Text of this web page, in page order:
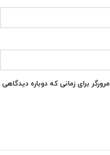
برای زمانی که دوباره دیدگاهی